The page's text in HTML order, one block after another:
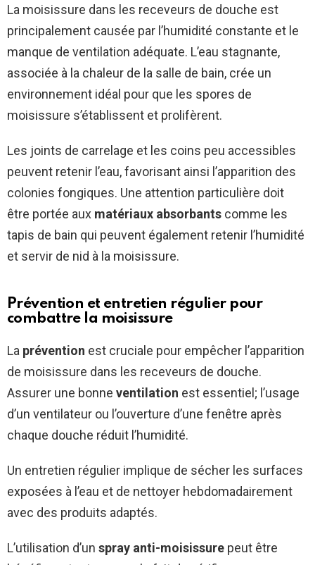
La moisissure dans les receveurs de douche est
principalement causée par l’humidité constante et le
manque de ventilation adéquate. L’eau stagnante,
associée à la chaleur de la salle de bain, crée un
environnement idéal pour que les spores de
moisissure s’établissent et prolifèrent.
Les joints de carrelage et les coins peu accessibles
peuvent retenir l’eau, favorisant ainsi l’apparition des
colonies fongiques. Une attention particulière doit
être portée aux matériaux absorbants comme les
tapis de bain qui peuvent également retenir l’humidité
et servir de nid à la moisissure.
Prévention et entretien régulier pour
combattre la moisissure
La prévention est cruciale pour empêcher l’apparition
de moisissure dans les receveurs de douche.
Assurer une bonne ventilation est essentiel; l’usage
d’un ventilateur ou l’ouverture d’une fenêtre après
chaque douche réduit l’humidité.
Un entretien régulier implique de sécher les surfaces
exposées à l’eau et de nettoyer hebdomadairement
avec des produits adaptés.
L’utilisation d’un spray anti-moisissure peut être